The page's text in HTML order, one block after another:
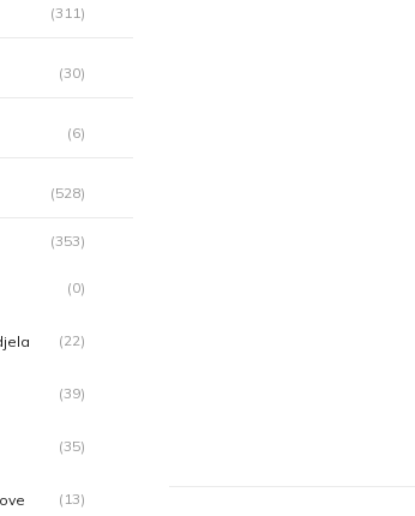
(311)
(30)
(6)
(528)
(353)
(0)
(22)
(39)
(35)
(13)